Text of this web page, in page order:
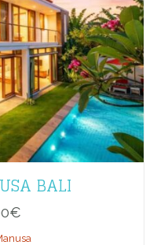
BALI
€